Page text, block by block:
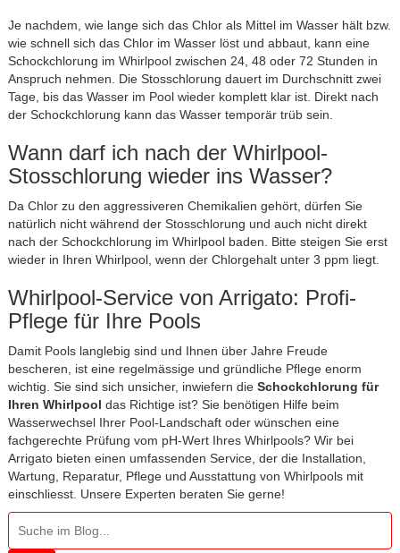
Je nachdem, wie lange sich das Chlor als Mittel im Wasser hält bzw.
wie schnell sich das Chlor im Wasser löst und abbaut, kann eine
Schockchlorung im Whirlpool zwischen 24, 48 oder 72 Stunden in
Anspruch nehmen. Die Stosschlorung dauert im Durchschnitt zwei
Tage, bis das Wasser im Pool wieder komplett klar ist. Direkt nach
der Schockchlorung kann das Wasser temporär trüb sein.
Wann darf ich nach der Whirlpool-
Stosschlorung wieder ins Wasser?
Da Chlor zu den aggressiveren Chemikalien gehört, dürfen Sie
natürlich nicht während der Stosschlorung und auch nicht direkt
nach der Schockchlorung im Whirlpool baden. Bitte steigen Sie erst
wieder in Ihren Whirlpool, wenn der Chlorgehalt unter 3 ppm liegt.
Whirlpool-Service von Arrigato: Profi-
Pflege für Ihre Pools
Damit Pools langlebig sind und Ihnen über Jahre Freude
bescheren, ist eine regelmässige und gründliche Pflege enorm
wichtig. Sie sind sich unsicher, inwiefern die Schockchlorung für
Ihren Whirlpool das Richtige ist? Sie benötigen Hilfe beim
Wasserwechsel Ihrer Pool-Landschaft oder wünschen eine
fachgerechte Prüfung vom pH-Wert Ihres Whirlpools? Wir bei
Arrigato bieten einen umfassenden Service, der die Installation,
Wartung, Reparatur, Pflege und Ausstattung von Whirlpools mit
einschliesst. Unsere Experten beraten Sie gerne!